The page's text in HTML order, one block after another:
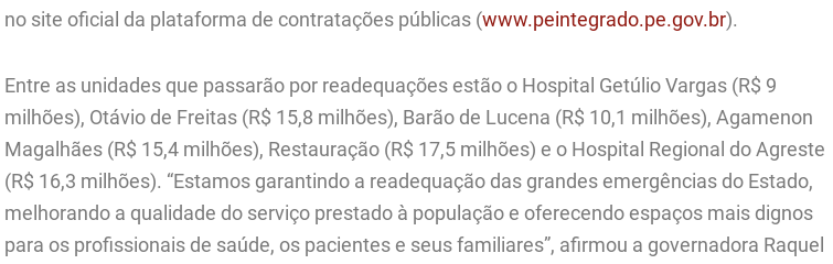
no site oficial da plataforma de contratações públicas (www.peintegrado.pe.gov.br).
Entre as unidades que passarão por readequações estão o Hospital Getúlio Vargas (R$ 9
milhões), Otávio de Freitas (R$ 15,8 milhões), Barão de Lucena (R$ 10,1 milhões), Agamenon
Magalhães (R$ 15,4 milhões), Restauração (R$ 17,5 milhões) e o Hospital Regional do Agreste
(R$ 16,3 milhões). “Estamos garantindo a readequação das grandes emergências do Estado,
melhorando a qualidade do serviço prestado à população e oferecendo espaços mais dignos
para os profissionais de saúde, os pacientes e seus familiares”, afirmou a governadora Raquel